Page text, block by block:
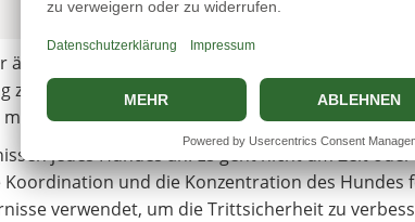
Hunde, die durch die
zu ihren Menschen aufbauen können. Auch
Geduld zu lernen.
jedes Hundes an. Es geht nicht um Zeit
und die Konzentration des Hundes
verwendet, um die Trittsicherheit zu